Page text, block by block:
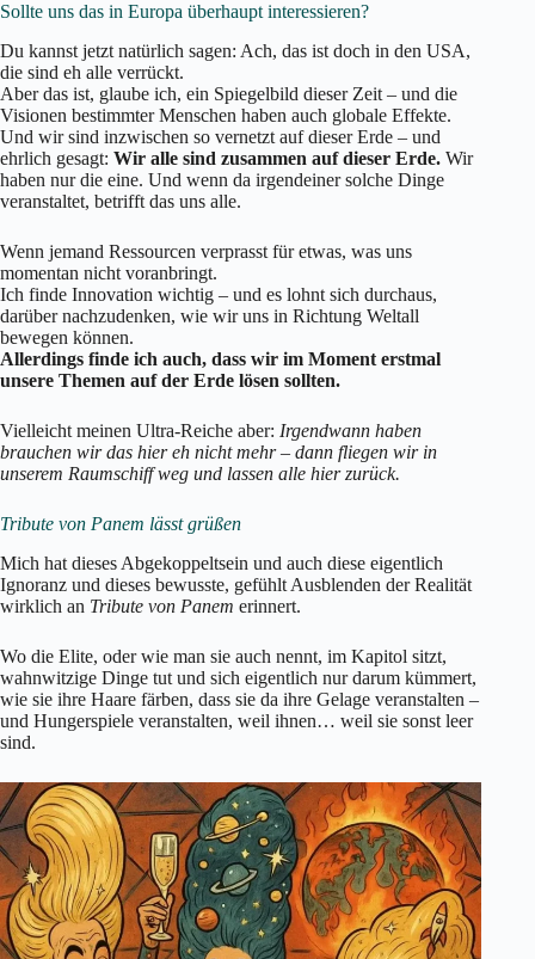
Sollte uns das in Europa überhaupt interessieren?
Du kannst jetzt natürlich sagen: Ach, das ist doch in den USA,
die sind eh alle verrückt.
Aber das ist, glaube ich, ein Spiegelbild dieser Zeit – und die
Visionen bestimmter Menschen haben auch globale Effekte.
Und wir sind inzwischen so vernetzt auf dieser Erde – und
ehrlich gesagt: Wir alle sind zusammen auf dieser Erde. Wir
haben nur die eine. Und wenn da irgendeiner solche Dinge
veranstaltet, betrifft das uns alle.
Wenn jemand Ressourcen verprasst für etwas, was uns
momentan nicht voranbringt.
Ich finde Innovation wichtig – und es lohnt sich durchaus,
darüber nachzudenken, wie wir uns in Richtung Weltall
bewegen können.
Allerdings finde ich auch, dass wir im Moment erstmal
unsere Themen auf der Erde lösen sollten.
Vielleicht meinen Ultra-Reiche aber: Irgendwann haben
brauchen wir das hier eh nicht mehr – dann fliegen wir in
unserem Raumschiff weg und lassen alle hier zurück.
Tribute von Panem lässt grüßen
Mich hat dieses Abgekoppeltsein und auch diese eigentlich
Ignoranz und dieses bewusste, gefühlt Ausblenden der Realität
wirklich an Tribute von Panem erinnert.
Wo die Elite, oder wie man sie auch nennt, im Kapitol sitzt,
wahnwitzige Dinge tut und sich eigentlich nur darum kümmert,
wie sie ihre Haare färben, dass sie da ihre Gelage veranstalten –
und Hungerspiele veranstalten, weil ihnen… weil sie sonst leer
sind.